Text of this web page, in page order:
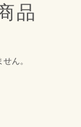
品
ん。